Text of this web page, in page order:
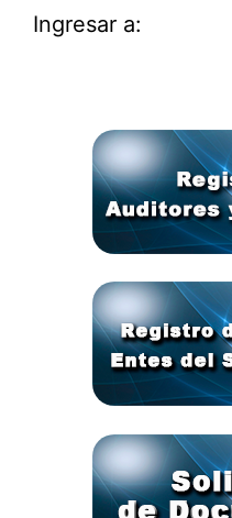
Ingresar a: